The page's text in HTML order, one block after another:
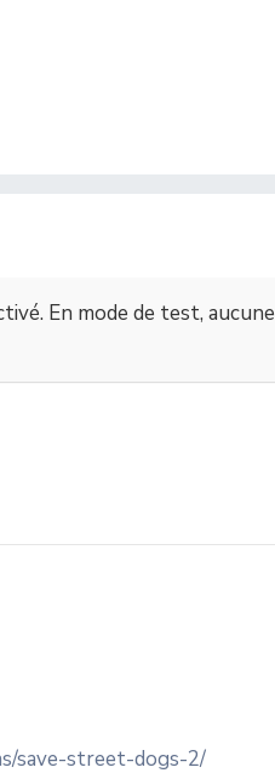
En mode de test, aucune
save-street-dogs-2/